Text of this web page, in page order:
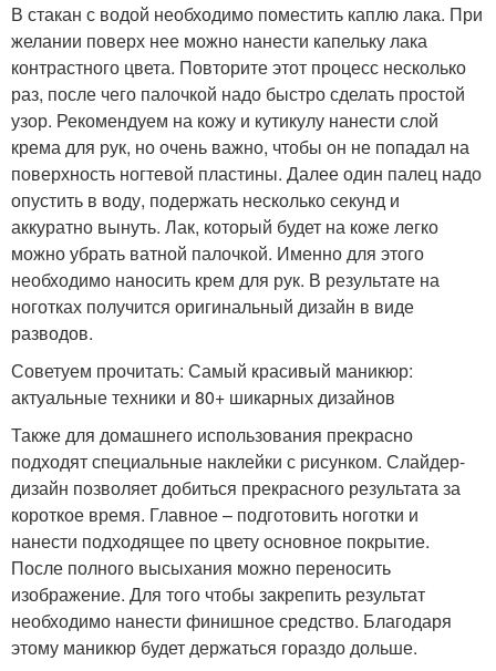
В стакан с водой необходимо поместить каплю лака. При
желании поверх нее можно нанести капельку лака
контрастного цвета. Повторите этот процесс несколько
раз, после чего палочкой надо быстро сделать простой
узор. Рекомендуем на кожу и кутикулу нанести слой
крема для рук, но очень важно, чтобы он не попадал на
поверхность ногтевой пластины. Далее один палец надо
опустить в воду, подержать несколько секунд и
аккуратно вынуть. Лак, который будет на коже легко
можно убрать ватной палочкой. Именно для этого
необходимо наносить крем для рук. В результате на
ноготках получится оригинальный дизайн в виде
разводов.
Советуем прочитать: Самый красивый маникюр:
актуальные техники и 80+ шикарных дизайнов
Также для домашнего использования прекрасно
подходят специальные наклейки с рисунком. Слайдер-
дизайн позволяет добиться прекрасного результата за
короткое время. Главное – подготовить ноготки и
нанести подходящее по цвету основное покрытие.
После полного высыхания можно переносить
изображение. Для того чтобы закрепить результат
необходимо нанести финишное средство. Благодаря
этому маникюр будет держаться гораздо дольше.